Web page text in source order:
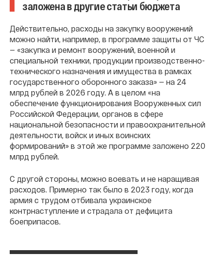
заложена в другие статьи бюджета
Действительно, расходы на закупку вооружений
можно найти, например, в программе защиты от ЧС
— «закупка и ремонт вооружений, военной и
специальной техники, продукции производственно-
технического назначения и имущества в рамках
государственного оборонного заказа» — на 24
млрд рублей в 2026 году. А в целом «на
обеспечение функционирования Вооруженных сил
Российской Федерации, органов в сфере
национальной безопасности и правоохранительной
деятельности, войск и иных воинских
формирований» в этой же программе заложено 220
млрд рублей.
С другой стороны, можно воевать и не наращивая
расходов. Примерно так было в 2023 году, когда
армия с трудом отбивала украинское
контрнаступление и страдала от дефицита
боеприпасов.